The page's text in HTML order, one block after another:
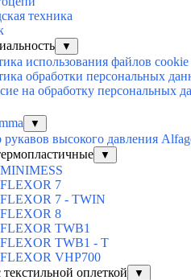
техника
▼
использования файлов cookie
обработки персональных
на обработку персональных
▼
рукавов высокого давления
▼
MINIMESS
FLEXOR 7
FLEXOR 7 - TWIN
FLEXOR 8
FLEXOR TWB1
FLEXOR TWB1 - T
FLEXOR VHP700
оплеткой
▼